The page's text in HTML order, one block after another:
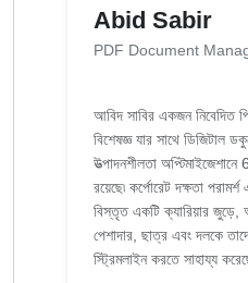
Abid Sabir
PDF Document
আবিদ সাবির একজন নিবেদিত
বিশেষজ্ঞ যার সাথে ডিজিটাল
উত্পাদনশীলতা
রয়েছে৷ কর্পোরেট দক্ষতা
বিস্তৃত একটি ক্যারিয়ার জুড়ে,
পেশাদার, ছাত্র এবং দলকে
স্ট্রিমলাইন করতে সাহায্য